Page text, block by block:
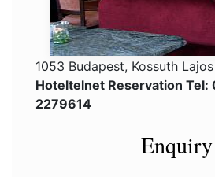
1053 Budapest, Kossuth
Hoteltelnet Reservation
2279614
Enquiry